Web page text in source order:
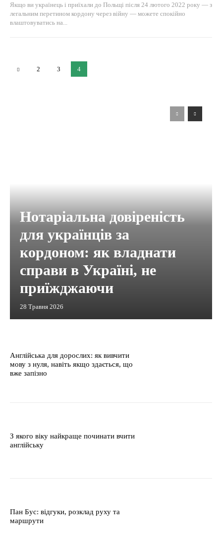
Якщо ви українець і приїхали до Польщі після 24 лютого 2022 року — з
легальним перетином кордону через війну — можете спокійно
влаштовуватись на...
2 3 4
Нотаріальна довіреність
для українців за
кордоном: як владнати
справи в Україні, не
приїжджаючи
28 Травня 2026
Англійська для дорослих: як вивчити
мову з нуля, навіть якщо здається, що
вже запізно
З якого віку найкраще починати вчити
англійську
Пан Бус: відгуки, розклад руху та
маршрути